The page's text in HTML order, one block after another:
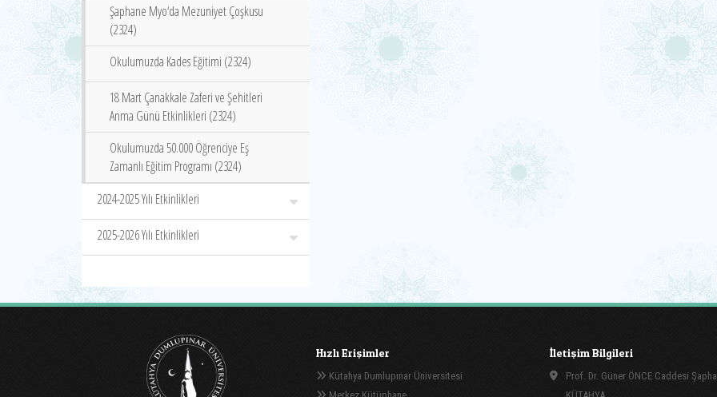
Şaphane Myo‘da Mezuniyet Çoşkusu
(2324)
Okulumuzda Kades Eğitimi (2324)
18 Mart Çanakkale Zaferi ve Şehitleri
Anma Günü Etkinlikleri (2324)
Okulumuzda 50.000 Öğrenciye Eş
Zamanlı Eğitim Programı (2324)
2024-2025 Yılı Etkinlikleri
2025-2026 Yılı Etkinlikleri
Hızlı Erişimler
Kütahya Dumlupınar Üniversitesi
İletişim Bilgileri
Prof. Dr. Güner ÖNCE Caddesi